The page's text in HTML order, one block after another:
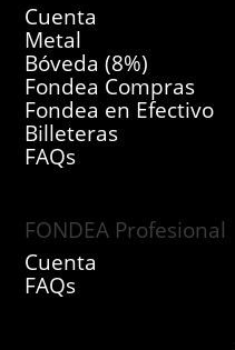
Cuenta
Metal
Bóveda (8%)
Fondea Compras
Fondea en Efectivo
Billeteras
FAQs
FONDEA Profesional
Cuenta
FAQs